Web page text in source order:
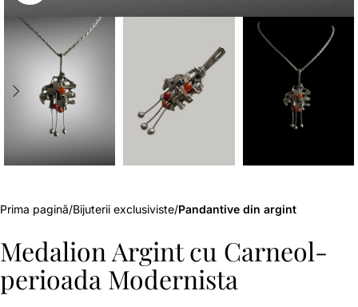
Prima pagină Bijuterii exclusiviste Pandantive din argint
Medalion Argint cu Carneol-
perioada Modernista